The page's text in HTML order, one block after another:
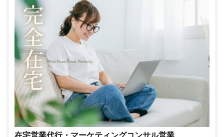
在宅営業代行・マーケティングコンサル営業